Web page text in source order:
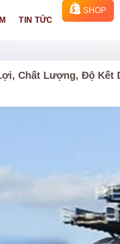
TIN TỨC
SHOP
Chất Lượng, Độ Kết